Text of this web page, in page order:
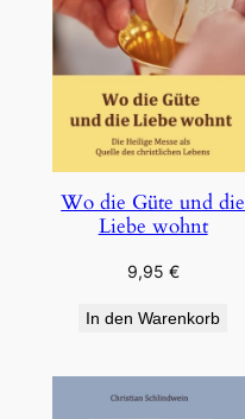
Wo die Güte und die
Liebe wohnt
9,95 €
In den Warenkorb